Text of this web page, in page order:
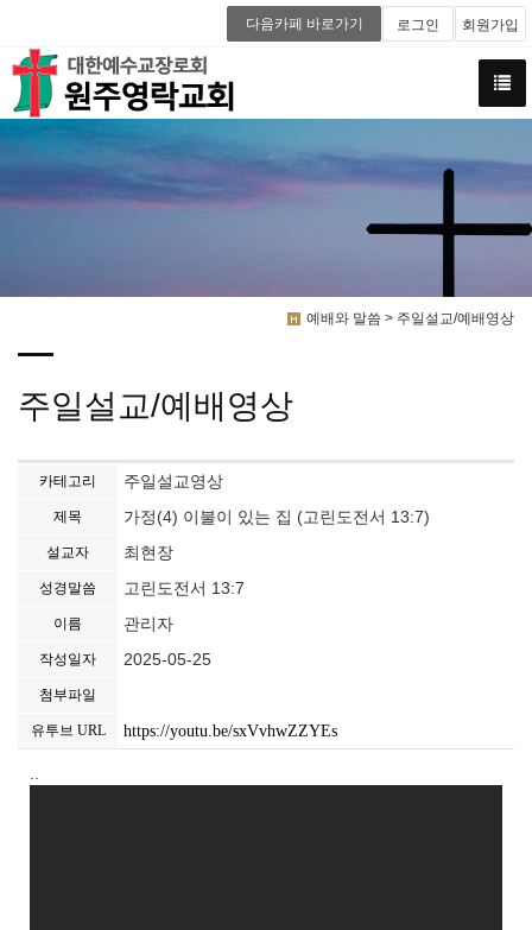
다음카페 바로가기 로그인 회원가입
예배와 말씀 > 주일설교/예배영상
주일설교/예배영상
카테고리 주일설교영상
제목 가정(4) 이불이 있는 집 (고린도전서 13:7)
설교자 최현장
성경말씀 고린도전서 13:7
이름 관리자
작성일자 2025-05-25
첨부파일
유투브 URL https://youtu.be/sxVvhwZZYEs
..